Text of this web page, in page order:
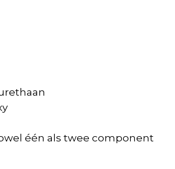
één als twee component